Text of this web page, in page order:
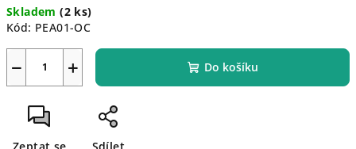
cena:
Skladem(2 ks)
Kód: PEA01-OC
+
− Do košíku